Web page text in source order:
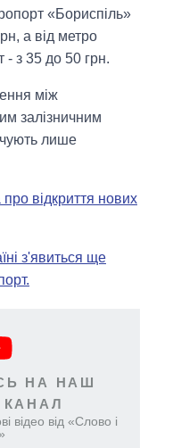
«Бориспіль»
а від метро
- з 35 до 50 грн.
між
залізничним
лише
відкриття нових
з'явиться ще
НА НАШ
КАНАЛ
відео від «Слово і